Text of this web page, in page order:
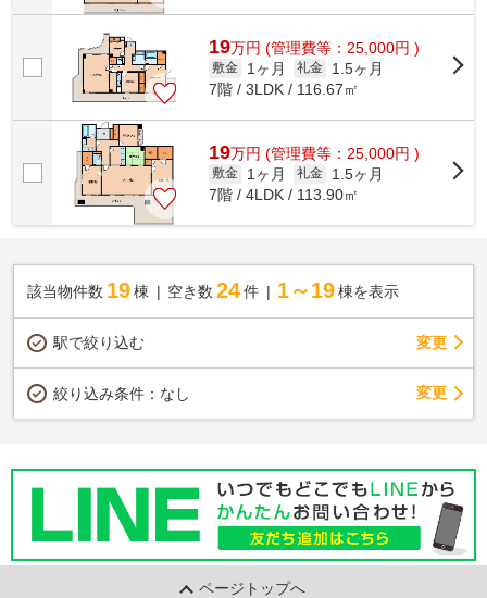
19万円 (管理費等：25,000円 )
敷金 1ヶ月 礼金
1.5ヶ月
7階 / 3LDK / 116.67㎡
19万円 (管理費等：25,000円 )
敷金 1ヶ月 礼金
1.5ヶ月
7階 / 4LDK / 113.90㎡
該当物件数 19棟 空き数 24 件 1～19 棟を表示
駅で絞り込む 変更
絞り込み条件： なし 変更
ページトップへ